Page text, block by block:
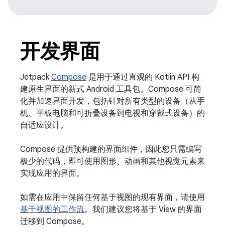
开发界面
Jetpack Compose 是用于通过直观的 Kotlin API 构
建原生界面的新式 Android 工具包。Compose 可简
化并加速界面开发，包括针对所有类型的设备（从手
机、平板电脑和可折叠设备到电视和穿戴式设备）的
自适应设计。
Compose 提供预构建的界面组件，因此您只需编写
极少的代码，即可使用图形、动画和其他视觉元素来
实现应用的界面。
如需在应用中保留任何基于视图的现有界面，请使用
基于视图的工作流。我们建议您将基于 View 的界面
迁移到 Compose。